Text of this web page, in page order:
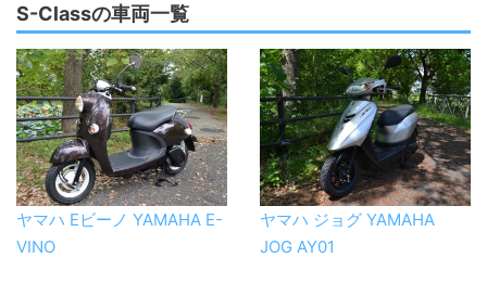
S-Classの車両一覧
ヤマハ Eビーノ YAMAHA E-
VINO
ヤマハ ジョグ YAMAHA
JOG AY01